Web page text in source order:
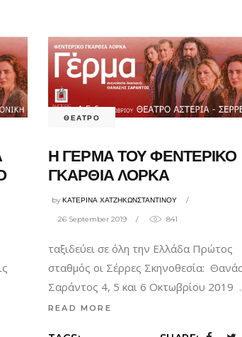
ΘΕΑΤΡΟ
Η ΓΕΡΜΑ ΤΟΥ ΦΕΝΤΕΡΙΚΟ
ΓΚΑΡΘΙΑ ΛΟΡΚΑ
byΚΑΤΕΡΙΝΑ ΧΑΤΖΗΚΩΝΣΤΑΝΤΙΝΟΥ
26 September 2019 841
ταξιδεύει σε όλη την Ελλάδα Πρώτος
σταθμός οι Σέρρες Σκηνοθεσία:
Σαράντος 4, 5 και 6 Οκτωβρίου 2019
READ MORE